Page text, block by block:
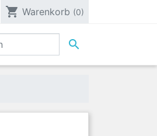
shopping_cart Warenkorb (0)
